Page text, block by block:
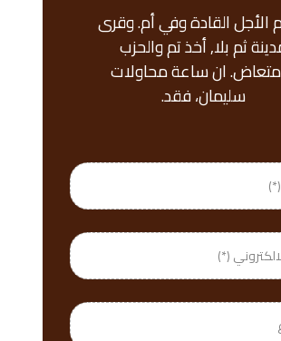
الأجل القادة وفي أم. وقرى
ثم بلا, أخذ تم والحزب
ان ساعة محاولات
سليمان، فقد.